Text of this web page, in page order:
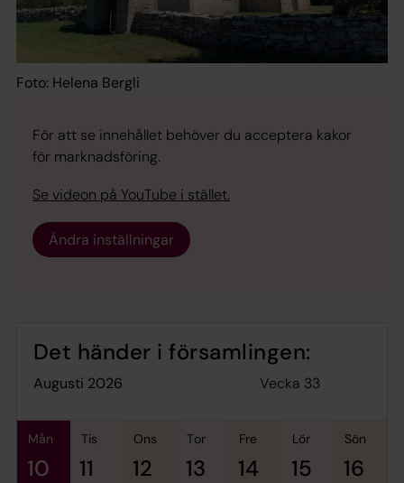
Foto: Helena Bergli
För att se innehållet behöver du acceptera kakor
för marknadsföring.
Se videon på YouTube i stället.
Ändra inställningar
Det händer i församlingen:
augusti 2026 Vecka 33
mån
10
tis
11
ons
12
tor
13
fre
14
lör
15
sön
16